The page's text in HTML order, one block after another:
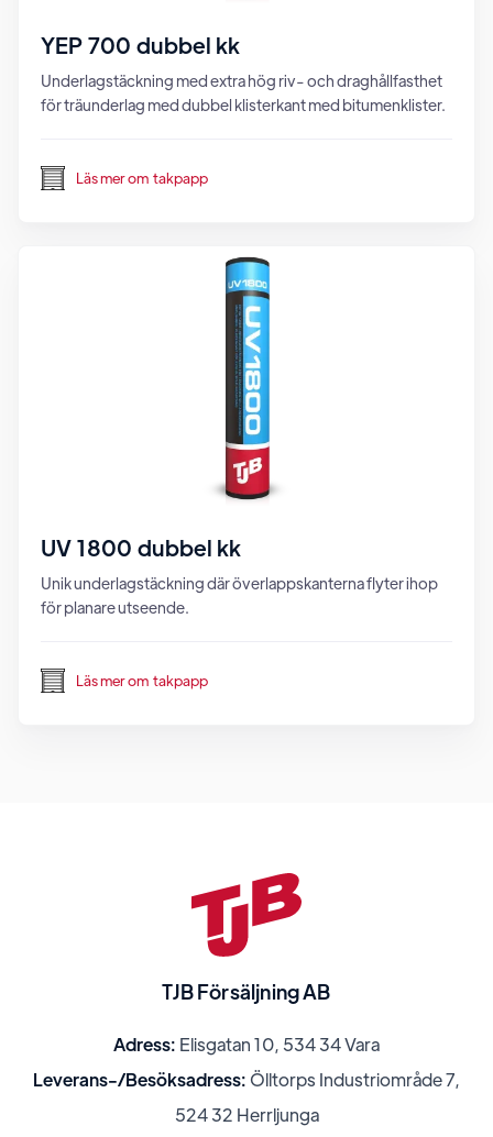
YEP 700 dubbel kk
Underlagstäckning med extra hög riv- och draghållfasthet
för träunderlag med dubbel klisterkant med bitumenklister.
Läs mer om takpapp
UV 1800 dubbel kk
Unik underlagstäckning där överlappskanterna flyter ihop
för planare utseende.
Läs mer om takpapp
TJB Försäljning AB
Adress: Elisgatan 10, 534 34 Vara
Leverans-/Besöksadress: Ölltorps Industriområde 7,
524 32 Herrljunga